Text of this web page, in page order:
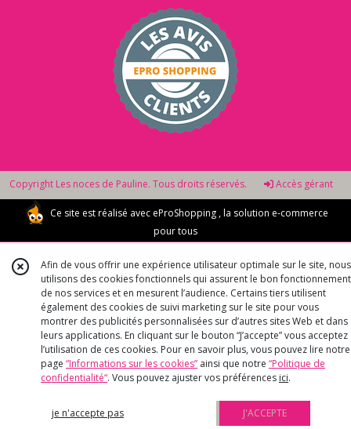
Copyright Les noces de Pauline. Tous droits réservés. Accès gérant
Ce site est réalisé avec eProShopping , la solution e-commerce
pour tous
Afin de vous offrir une expérience utilisateur optimale sur le site, nous
utilisons des cookies fonctionnels qui assurent le bon fonctionnement
de nos services et en mesurent l’audience. Certains tiers utilisent
également des cookies de suivi marketing sur le site pour vous
montrer des publicités personnalisées sur d’autres sites Web et dans
leurs applications. En cliquant sur le bouton “J’accepte” vous acceptez
l’utilisation de ces cookies. Pour en savoir plus, vous pouvez lire notre
page “Informations sur les cookies” ainsi que notre “Politique de
confidentialité“. Vous pouvez ajuster vos préférences ici.
je n'accepte pas J'ACCEPTE